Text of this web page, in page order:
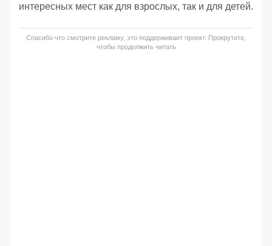
интересных мест как для взрослых, так и для детей.
Спасибо что смотрите рекламу, это поддерживает проект. Прокрутите,
чтобы продолжить читать